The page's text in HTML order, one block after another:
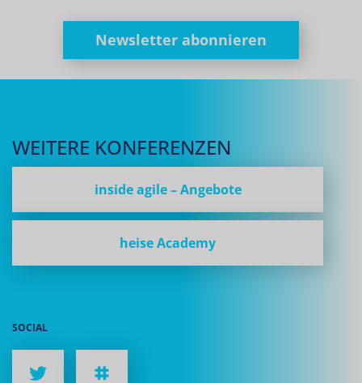
Newsletter abonnieren
WEITERE KONFERENZEN
inside agile – Angebote
heise Academy
SOCIAL